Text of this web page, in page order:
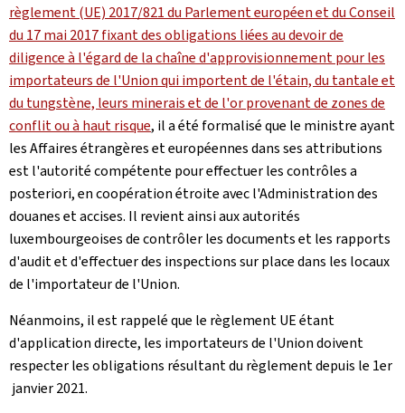
règlement (UE) 2017/821 du Parlement européen et du Conseil
du 17 mai 2017 fixant des obligations liées au devoir de
diligence à l'égard de la chaîne d'approvisionnement pour les
importateurs de l'Union qui importent de l'étain, du tantale et
du tungstène, leurs minerais et de l'or provenant de zones de
conflit ou à haut risque, il a été formalisé que le ministre ayant
les Affaires étrangères et européennes dans ses attributions
est l'autorité compétente pour effectuer les contrôles a
posteriori, en coopération étroite avec l'Administration des
douanes et accises. Il revient ainsi aux autorités
luxembourgeoises de contrôler les documents et les rapports
d'audit et d'effectuer des inspections sur place dans les locaux
de l'importateur de l'Union.
Néanmoins, il est rappelé que le règlement UE étant
d'application directe, les importateurs de l'Union doivent
respecter les obligations résultant du règlement depuis le 1er
janvier 2021.